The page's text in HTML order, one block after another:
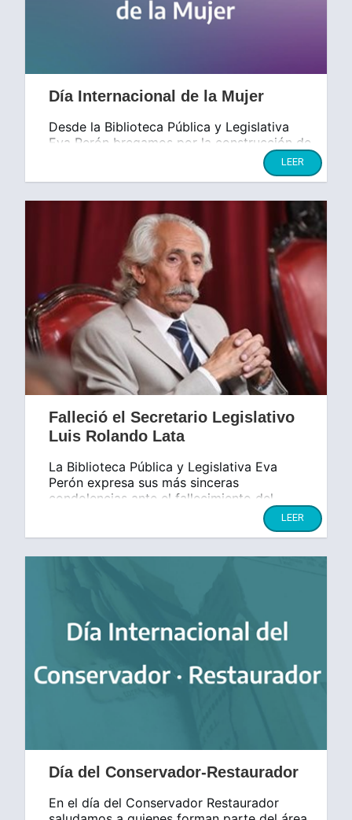
Día Internacional de la Mujer
Desde la Biblioteca Pública y Legislativa
Eva Perón bregamos por la construcción de
una sociedad más justa e igualitaria.
LEER
Falleció el Secretario Legislativo
Luis Rolando Lata
La Biblioteca Pública y Legislativa Eva
Perón expresa sus más sinceras
condolencias ante el fallecimiento del
LEER
Día del Conservador-Restaurador
En el día del Conservador Restaurador